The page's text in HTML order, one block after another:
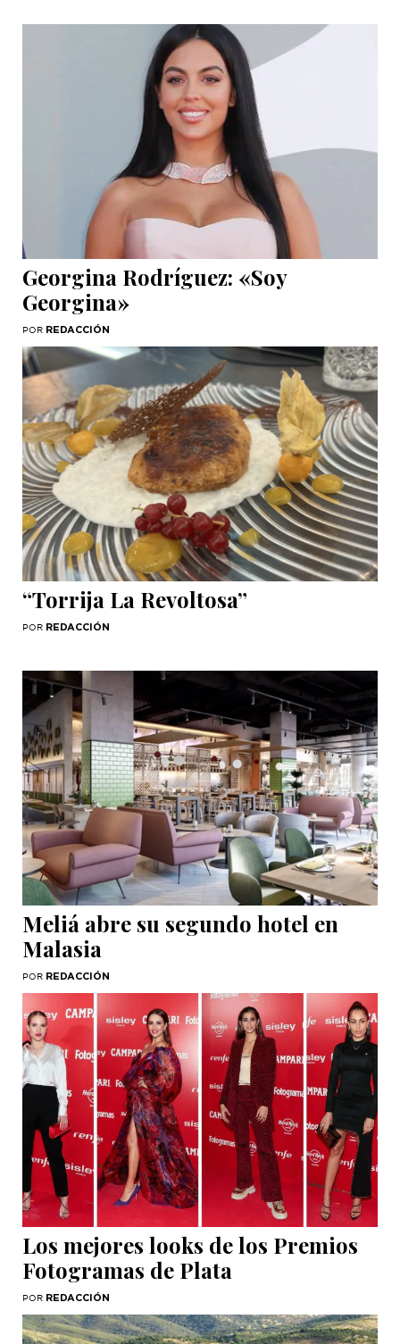
Georgina Rodríguez: «Soy
Georgina»
POR REDACCIÓN
“Torrija La Revoltosa”
POR REDACCIÓN
Meliá abre su segundo hotel en
Malasia
POR REDACCIÓN
Los mejores looks de los Premios
Fotogramas de Plata
POR REDACCIÓN